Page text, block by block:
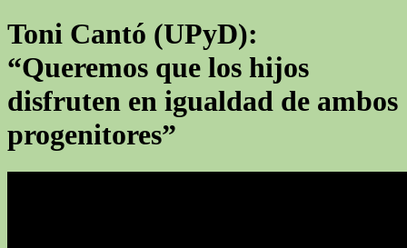
Toni Cantó (UPyD):
“Queremos que los hijos
disfruten en igualdad de ambos
progenitores”